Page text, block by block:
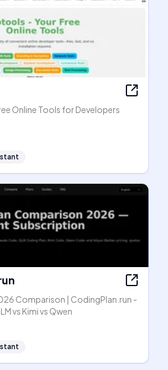
Online Tools for Developers
Comparison | CodingPlan.run -
vs Kimi vs Qwen